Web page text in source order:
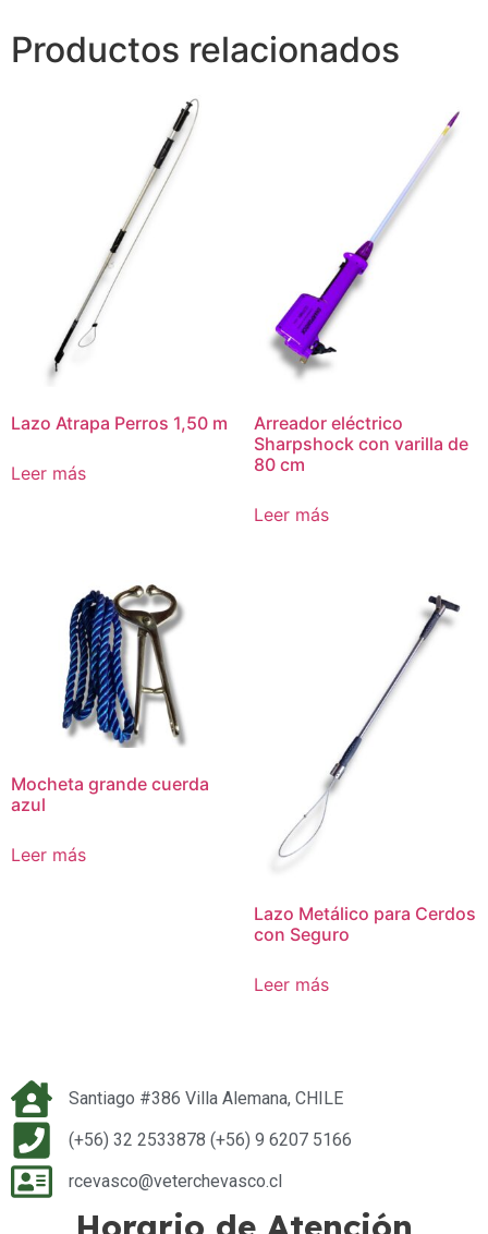
Productos relacionados
Lazo Atrapa Perros 1,50 m
Leer más
Arreador eléctrico
Sharpshock con varilla de
80 cm
Leer más
Mocheta grande cuerda
azul
Leer más
Lazo Metálico para Cerdos
con Seguro
Leer más
Santiago #386 Villa Alemana, CHILE
(+56) 32 2533878 (+56) 9 6207 5166
rcevasco@veterchevasco.cl